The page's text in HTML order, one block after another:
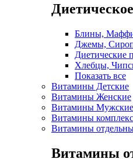
Блины,
Джемы,
Диетические
Хлебцы,
Показать все
Витамины Детские
Витамины Женские
Витамины Мужские
Витамины
Витамины
Витамины